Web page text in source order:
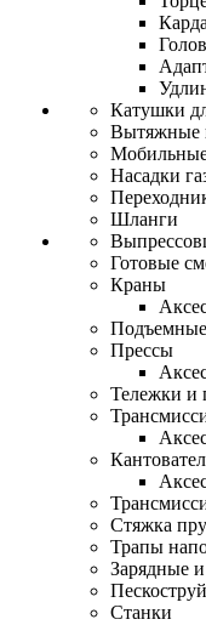
Катушки
Вытяжные
Насадки
Шланги
Готовые
Краны
Прессы
Тележки и
Стяжка
Трапы
Зарядные и
Станки